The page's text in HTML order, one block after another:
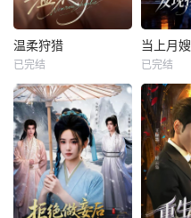
温柔狩猎
已完结 已完结